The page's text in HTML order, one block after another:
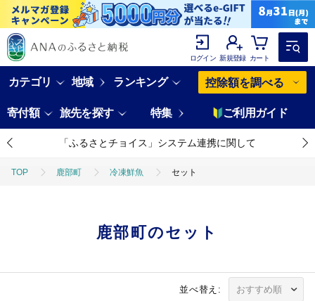
ログイン 新規登録 カート
カテゴリ 地域 ランキング 控除額を調べる
寄付額 旅先を探す 特集 ご利用ガイド
「ふるさとチョイス」システム連携に関して
TOP 鹿部町 冷凍鮮魚 セット
鹿部町のセット
並べ替え: